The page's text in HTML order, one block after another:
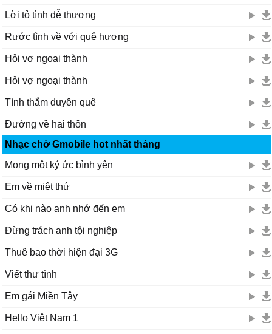
Lời tỏ tình dễ thương
Rước tình về với quê hương
Hỏi vợ ngoại thành
Hỏi vợ ngoại thành
Tình thắm duyên quê
Đường về hai thôn
Nhạc chờ Gmobile hot nhất tháng
Mong một ký ức bình yên
Em về miệt thứ
Có khi nào anh nhớ đến em
Đừng trách anh tội nghiệp
Thuê bao thời hiện đại 3G
Viết thư tình
Em gái Miền Tây
Hello Việt Nam 1